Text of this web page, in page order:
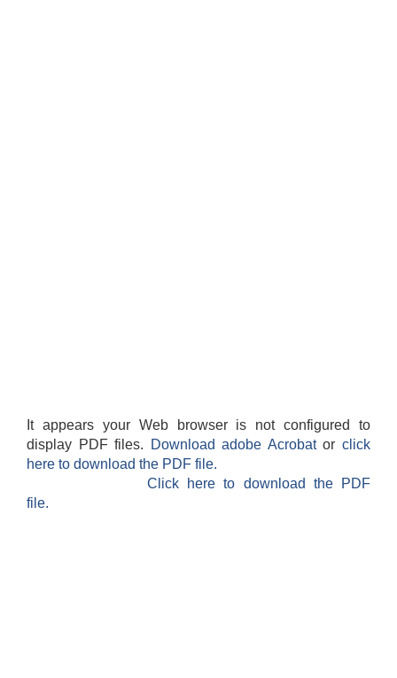
It appears your Web browser is not configured to
display PDF files.
Download adobe Acrobatorclick
here to download the PDF file.
Click here to download the PDF
file.